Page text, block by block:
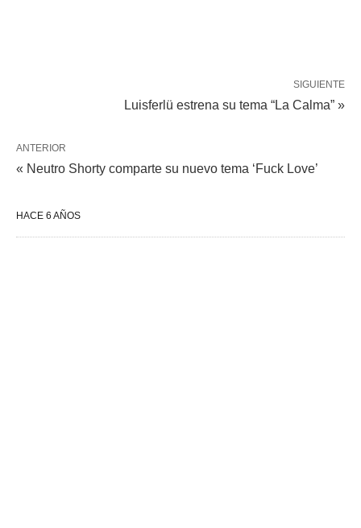
SIGUIENTE
Luisferlü estrena su tema “La Calma” »
ANTERIOR
« Neutro Shorty comparte su nuevo tema ‘Fuck Love’
HACE 6 AÑOS